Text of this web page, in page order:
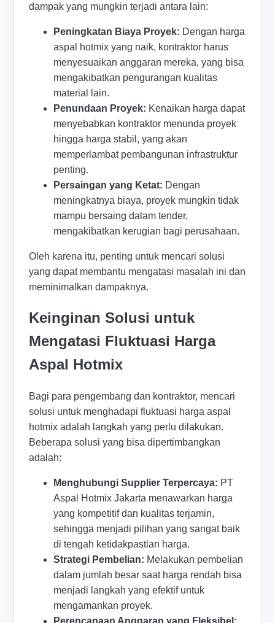
dampak yang mungkin terjadi antara lain:
Peningkatan Biaya Proyek: Dengan harga
aspal hotmix yang naik, kontraktor harus
menyesuaikan anggaran mereka, yang bisa
mengakibatkan pengurangan kualitas
material lain.
Penundaan Proyek: Kenaikan harga dapat
menyebabkan kontraktor menunda proyek
hingga harga stabil, yang akan
memperlambat pembangunan infrastruktur
penting.
Persaingan yang Ketat: Dengan
meningkatnya biaya, proyek mungkin tidak
mampu bersaing dalam tender,
mengakibatkan kerugian bagi perusahaan.
Oleh karena itu, penting untuk mencari solusi
yang dapat membantu mengatasi masalah ini dan
meminimalkan dampaknya.
Keinginan Solusi untuk
Mengatasi Fluktuasi Harga
Aspal Hotmix
Bagi para pengembang dan kontraktor, mencari
solusi untuk menghadapi fluktuasi harga aspal
hotmix adalah langkah yang perlu dilakukan.
Beberapa solusi yang bisa dipertimbangkan
adalah:
Menghubungi Supplier Terpercaya: PT
Aspal Hotmix Jakarta menawarkan harga
yang kompetitif dan kualitas terjamin,
sehingga menjadi pilihan yang sangat baik
di tengah ketidakpastian harga.
Strategi Pembelian: Melakukan pembelian
dalam jumlah besar saat harga rendah bisa
menjadi langkah yang efektif untuk
mengamankan proyek.